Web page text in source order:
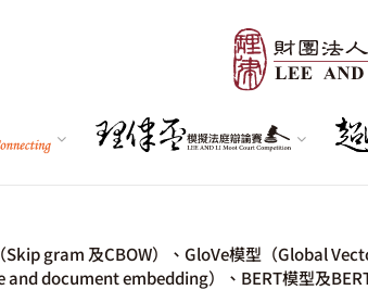
gram 及CBOW）、GloVe模型（Global
and document embedding）、BERT模型及